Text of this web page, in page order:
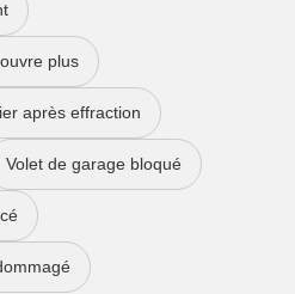
plus
après effraction
Volet de garage bloqué